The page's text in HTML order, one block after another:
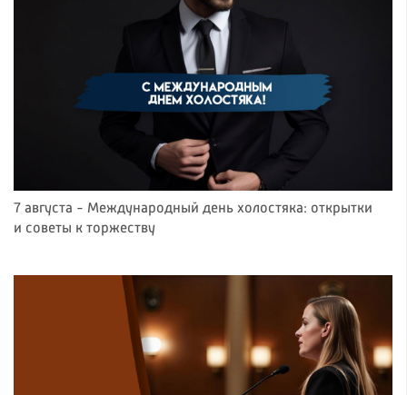
7 августа - Международный день холостяка: открытки
и советы к торжеству